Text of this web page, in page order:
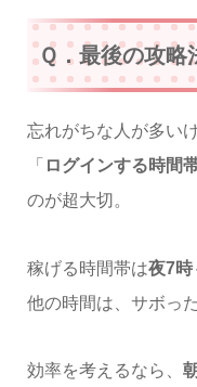
Ｑ．最後の攻略
忘れがちな人が多いけ
「 ログインする時間
のが超大切。
稼げる時間帯は夜7時
他の時間は、サボっ
効率を考えるなら、